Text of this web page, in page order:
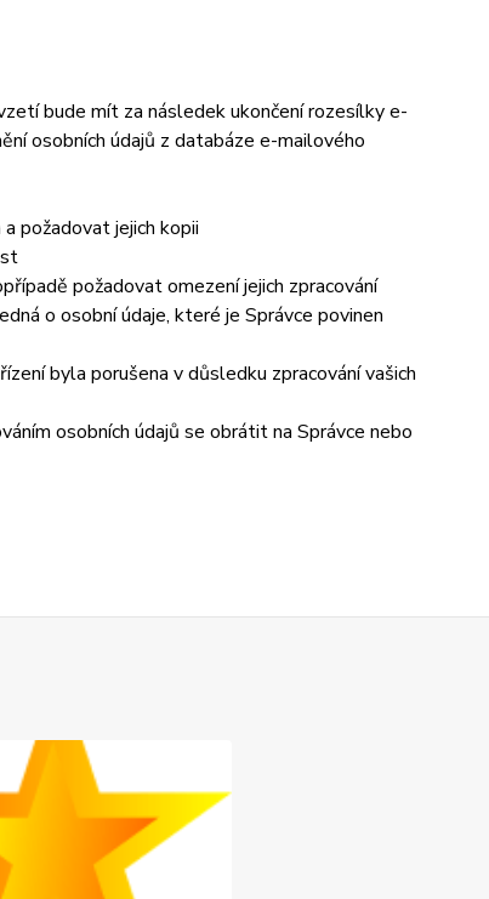
bude mít za následekukončení rozesílky e-
osobních údajů z databáze e-mailového
požadovat jejich kopii
požadovat omezení jejich zpracování
o osobní údaje, které je Správce povinen
byla porušena v důsledku zpracování vašich
osobních údajů se obrátit na Správce nebo